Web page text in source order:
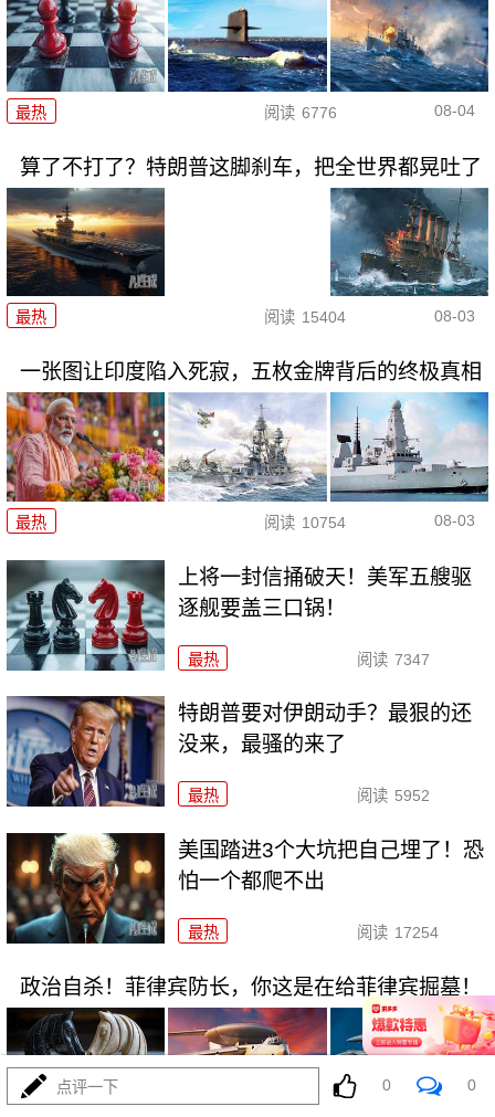
最热 阅读 6776 08-04
算了不打了？特朗普这脚刹车，把全世界都晃吐了
最热 阅读 15404 08-03
一张图让印度陷入死寂，五枚金牌背后的终极真相
最热 阅读 10754 08-03
上将一封信捅破天！美军五艘驱
逐舰要盖三口锅！
最热 阅读 7347
特朗普要对伊朗动手？最狠的还
没来，最骚的来了
最热 阅读 5952
美国踏进3个大坑把自己埋了！恐
怕一个都爬不出
最热 阅读 17254
政治自杀！菲律宾防长，你这是在给菲律宾掘墓！
点评一下 0 0